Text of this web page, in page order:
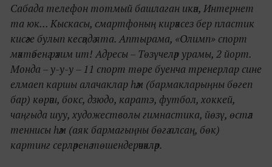
Сабада телефон тотмый башлаган икән, Интернет
та юк... Кыскасы, смартфоның кирәксез бер пластик
кисәге булып кесәңдә ята. Аптырама, «Олимп» спорт
мәктәбенә рәхим ит! Адресы – Төзүчеләр урамы, 2 йорт.
Монда – у-у-у – 11 спорт төре буенча тренерлар сине
елмаеп каршы алачаклар һәм (бармакларыңны бөгеп
бар) көрәш, бокс, дзюдо, каратэ, футбол, хоккей,
чаңгыда шуу, художестволы гимнастика, йөзү, өстәл
теннисы һәм (аяк бармагыңны бөгә алсаң, бөк)
картинг серләренә төшендерәчәкләр.